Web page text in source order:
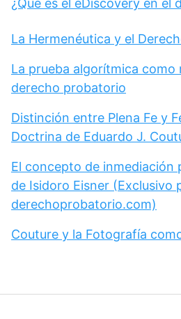
¿Qué es el eDiscovery en el
La Hermenéutica y el
La prueba algorítmica como
derecho probatorio
Distinción entre Plena Fe y
Doctrina de Eduardo J.
El concepto de inmediación
de Isidoro Eisner (Exclusivo
derechoprobatorio.com)
Couture y la Fotografía